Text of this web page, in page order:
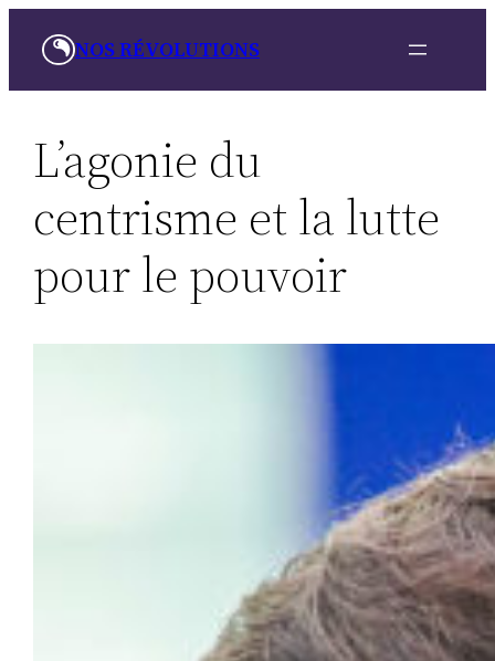
NOS RÉVOLUTIONS
L’agonie du
centrisme et la lutte
pour le pouvoir